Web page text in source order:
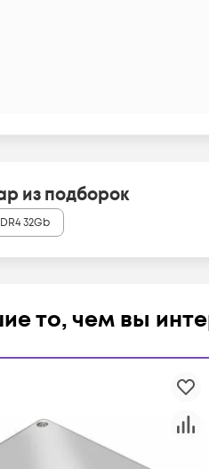
из подборок
32Gb
то, чем вы